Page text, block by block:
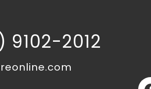
9102-2012